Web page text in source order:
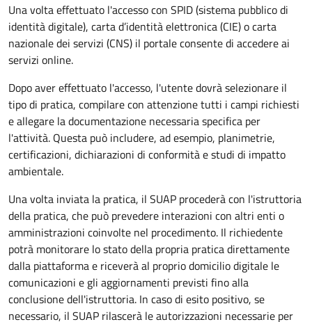
Una volta effettuato l'accesso con SPID (sistema pubblico di
identità digitale), carta d’identità elettronica (CIE) o carta
nazionale dei servizi (CNS) il portale consente di accedere ai
servizi online.
Dopo aver effettuato l'accesso, l'utente dovrà selezionare il
tipo di pratica, compilare con attenzione tutti i campi richiesti
e allegare la documentazione necessaria specifica per
l'attività. Questa può includere, ad esempio, planimetrie,
certificazioni, dichiarazioni di conformità e studi di impatto
ambientale.
Una volta inviata la pratica, il SUAP procederà con l'istruttoria
della pratica, che può prevedere interazioni con altri enti o
amministrazioni coinvolte nel procedimento. Il richiedente
potrà monitorare lo stato della propria pratica direttamente
dalla piattaforma e riceverà al proprio domicilio digitale le
comunicazioni e gli aggiornamenti previsti fino alla
conclusione dell'istruttoria. In caso di esito positivo, se
necessario, il SUAP rilascerà le autorizzazioni necessarie per